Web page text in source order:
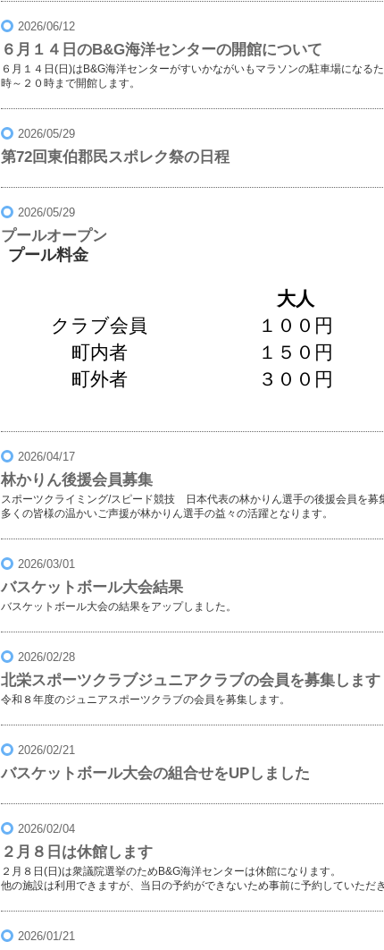
2026/06/12
６月１４日のB&G海洋センターの開館について
６月１４日(日)はB&G海洋センターがすいかながいもマラソンの駐車場になる
時～２０時まで開館します。
2026/05/29
第72回東伯郡民スポレク祭の日程
2026/05/29
プールオープン
プール料金
大人
クラブ会員
１００円
町内者
１５０円
町外者
３００円
2026/04/17
林かりん後援会員募集
スポーツクライミング/スピード競技 日本代表の林かりん選手の後援会員を募
多くの皆様の温かいご声援が林かりん選手の益々の活躍となります。
2026/03/01
バスケットボール大会結果
バスケットボール大会の結果をアップしました。
2026/02/28
北栄スポーツクラブジュニアクラブの会員を募集します
令和８年度のジュニアスポーツクラブの会員を募集します。
2026/02/21
バスケットボール大会の組合せをUPしました
2026/02/04
２月８日は休館します
２月８日(日)は衆議院選挙のためB&G海洋センターは休館になります。
他の施設は利用できますが、当日の予約ができないため事前に予約していただ
2026/01/21